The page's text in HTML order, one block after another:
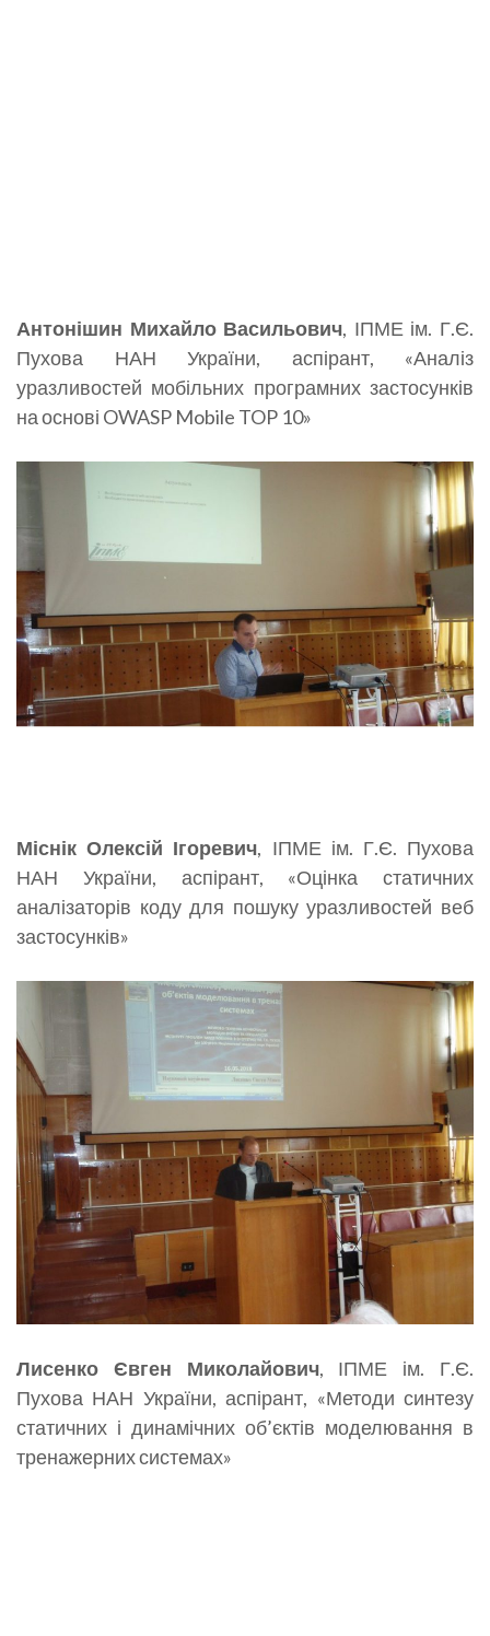
Антонішин Михайло Васильович, ІПМЕ ім. Г.Є.
Пухова НАН України, аспірант, «Аналіз
уразливостей мобільних програмних застосунків
на основі OWASP Mobile TOP 10»
Міснік Олексій Ігоревич, ІПМЕ ім. Г.Є. Пухова
НАН України, аспірант, «Оцінка статичних
аналізаторів коду для пошуку уразливостей веб
застосунків»
Лисенко Євген Миколайович, ІПМЕ ім. Г.Є.
Пухова НАН України, аспірант, «Методи синтезу
статичних і динамічних об’єктів моделювання в
тренажерних системах»